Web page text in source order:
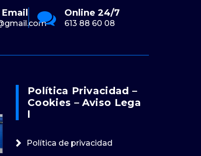
Online 24/7
613 88 60 08
Política Privacidad –
Cookies – Aviso Lega
L
Política de privacidad